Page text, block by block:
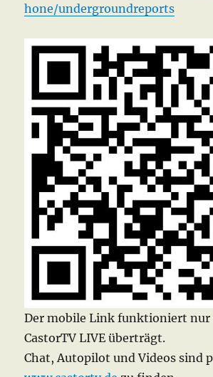
hone/undergroundreports
Der mobile Link funktioniert nur
CastorTV LIVE überträgt.
Chat, Autopilot und Videos sind